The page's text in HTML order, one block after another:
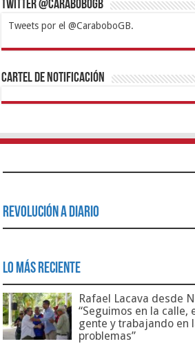
Twitter @CaraboboGB
Tweets por el @CaraboboGB.
1xbetBetturkeyBetistKralbetSupertotobet
https://mvbcasino.com/
Cartel de Notificación
Revolución a Diario
Lo Más Reciente
Rafael Lacava desde
“Seguimos en la calle,
gente y trabajando en
problemas”